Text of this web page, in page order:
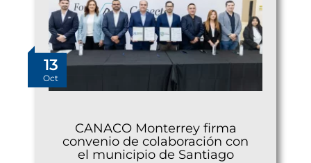
13
Oct
CANACO Monterrey firma
convenio de colaboración con
el municipio de Santiago